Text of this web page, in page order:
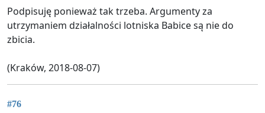
Podpisuję ponieważ tak trzeba. Argumenty za
utrzymaniem działalności lotniska Babice są nie do
zbicia.
(Kraków, 2018-08-07)
#76